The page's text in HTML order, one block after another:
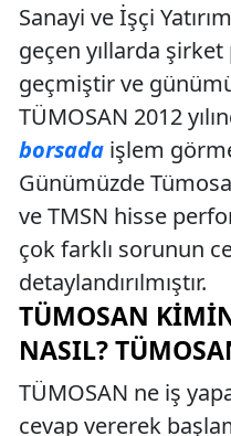
Sanayi ve İşçi
geçen yıllarda
geçmiştir ve
TÜMOSAN 2012
borsada işlem
Günümüzde
ve TMSN hisse
çok farklı sorunun
detaylandırılmıştır.
TÜMOSAN
NASIL?
TÜMOSAN ne iş
cevap vererek